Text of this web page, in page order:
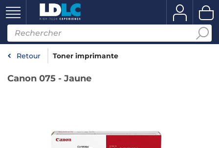
Retour Toner imprimante
Canon 075 - Jaune